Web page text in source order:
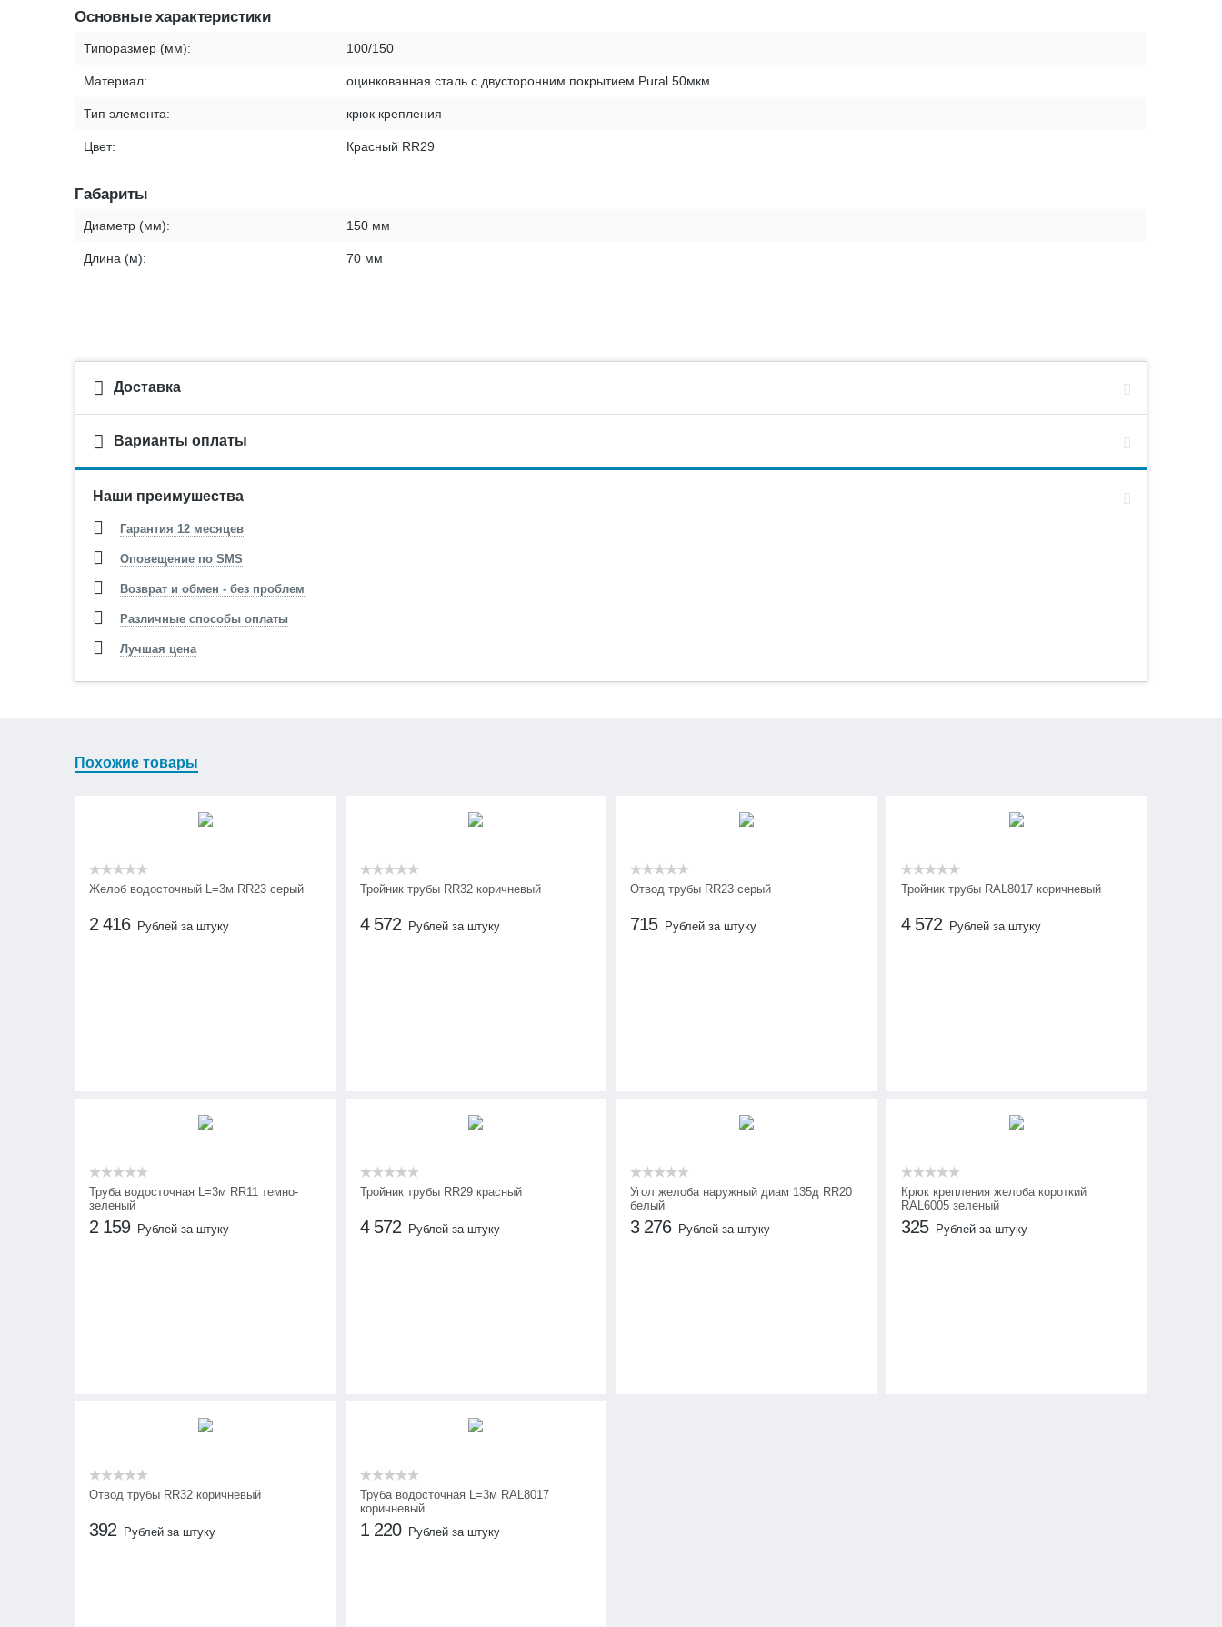
Основные характеристики
Типоразмер (мм): 100/150
Материал: оцинкованная сталь с двусторонним покрытием Pural 50мкм
Тип элемента: крюк крепления
Цвет: Красный RR29
Габариты
Диаметр (мм): 150 мм
Длина (м): 70 мм
Доставка
Варианты оплаты
Наши преимушества
Гарантия 12 месяцев
Оповещение по SMS
Возврат и обмен - без проблем
Различные способы оплаты
Лучшая цена
Похожие товары
Желоб водосточный L=3м RR23 серый
2 416 Рублей за штуку
Тройник трубы RR32 коричневый
4 572 Рублей за штуку
Отвод трубы RR23 серый
715 Рублей за штуку
Тройник трубы RAL8017 коричневый
4 572 Рублей за штуку
Труба водосточная L=3м RR11 темно-
зеленый
2 159 Рублей за штуку
Тройник трубы RR29 красный
4 572 Рублей за штуку
Угол желоба наружный диам 135д RR20
белый
3 276 Рублей за штуку
Крюк крепления желоба короткий
RAL6005 зеленый
325 Рублей за штуку
Отвод трубы RR32 коричневый
392 Рублей за штуку
Труба водосточная L=3м RAL8017
коричневый
1 220 Рублей за штуку